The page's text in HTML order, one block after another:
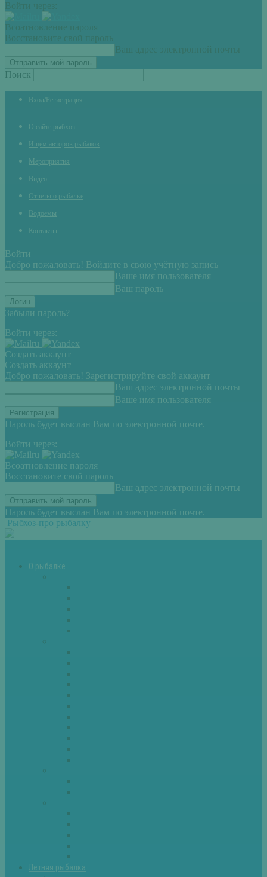
Войти через:
Всоатновление пароля
Восстановите свой пароль
Ваш адрес электронной почты
Поиск
Вход/Регистрация
О сайте рыбхоз
Ищем авторов рыбаков
Мероприятия
Видео
Отчеты о рыбалке
Водоемы
Контакты
Войти
Добро пожаловать! Войдите в свою учётную запись
Ваше имя пользователя
Ваш пароль
Забыли пароль?
Войти через:
Создать аккаунт
Создать аккаунт
Добро пожаловать! Зарегистрируйте свой аккаунт
Ваш адрес электронной почты
Ваше имя пользователя
Пароль будет выслан Вам по электронной почте.
Войти через:
Всоатновление пароля
Восстановите свой пароль
Ваш адрес электронной почты
Пароль будет выслан Вам по электронной почте.
Рыбхоз-про рыбалку
О рыбалке
Летняя рыбалка